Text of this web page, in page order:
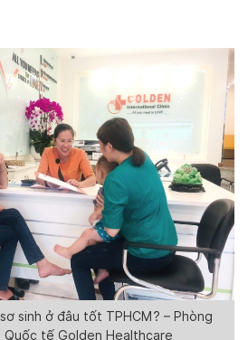
sinh ở đâu tốt TPHCM? – Phòng
Quốc tế Golden Healthcare